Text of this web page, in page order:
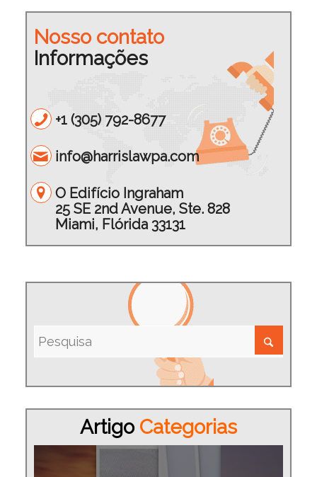
Nosso contato
Informações
+1 (305) 792-8677
info@harrislawpa.com
O Edifício Ingraham
25 SE 2nd Avenue, Ste. 828
Miami, Flórida 33131
ArtigoCategorias